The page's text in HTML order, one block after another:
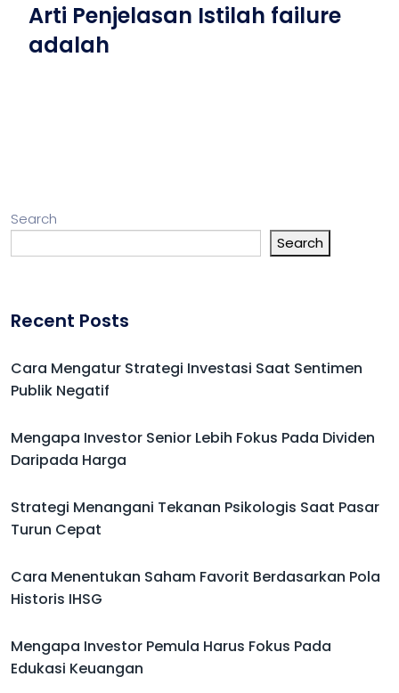
Arti Penjelasan Istilah failure
adalah
Search
Search
Recent Posts
Cara Mengatur Strategi Investasi Saat Sentimen
Publik Negatif
Mengapa Investor Senior Lebih Fokus Pada Dividen
Daripada Harga
Strategi Menangani Tekanan Psikologis Saat Pasar
Turun Cepat
Cara Menentukan Saham Favorit Berdasarkan Pola
Historis IHSG
Mengapa Investor Pemula Harus Fokus Pada
Edukasi Keuangan